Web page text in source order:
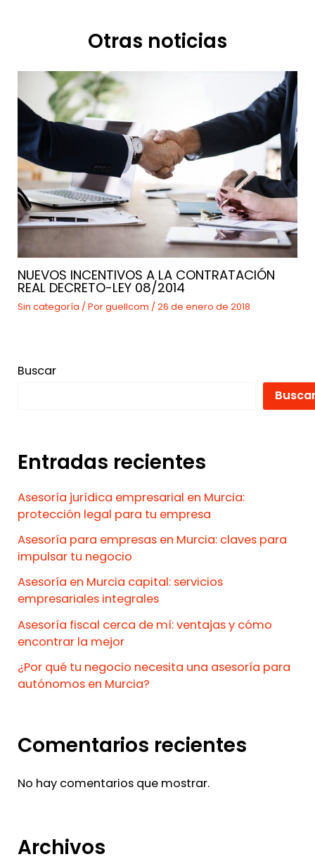
Otras noticias
NUEVOS INCENTIVOS A LA CONTRATACIÓN
REAL DECRETO-LEY 08/2014
Sin categoría / Porguellcom /26 de enero de 2018
Buscar
Entradas recientes
Asesoría jurídica empresarial en Murcia:
protección legal para tu empresa
Asesoría para empresas en Murcia: claves para
impulsar tu negocio
Asesoría en Murcia capital: servicios
empresariales integrales
Asesoría fiscal cerca de mí: ventajas y cómo
encontrar la mejor
¿Por qué tu negocio necesita una asesoría para
autónomos en Murcia?
Comentarios recientes
No hay comentarios que mostrar.
Archivos